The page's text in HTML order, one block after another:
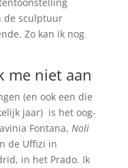
de sculptuur
Zo kan ik nog
me niet aan
(en ook een die
jaar) is het oog-
Fontana, Noli
de Uffizi in
in het Prado. Ik